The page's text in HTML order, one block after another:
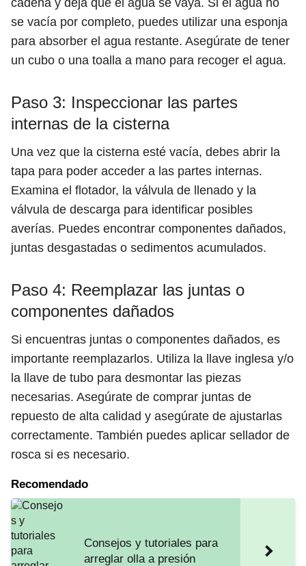
cadena y deja que el agua se vaya. Si el agua no
se vacía por completo, puedes utilizar una esponja
para absorber el agua restante. Asegúrate de tener
un cubo o una toalla a mano para recoger el agua.
Paso 3: Inspeccionar las partes
internas de la cisterna
Una vez que la cisterna esté vacía, debes abrir la
tapa para poder acceder a las partes internas.
Examina el flotador, la válvula de llenado y la
válvula de descarga para identificar posibles
averías. Puedes encontrar componentes dañados,
juntas desgastadas o sedimentos acumulados.
Paso 4: Reemplazar las juntas o
componentes dañados
Si encuentras juntas o componentes dañados, es
importante reemplazarlos. Utiliza la llave inglesa y/o
la llave de tubo para desmontar las piezas
necesarias. Asegúrate de comprar juntas de
repuesto de alta calidad y asegúrate de ajustarlas
correctamente. También puedes aplicar sellador de
rosca si es necesario.
Recomendado
Consejos y tutoriales para
arreglar olla a presión